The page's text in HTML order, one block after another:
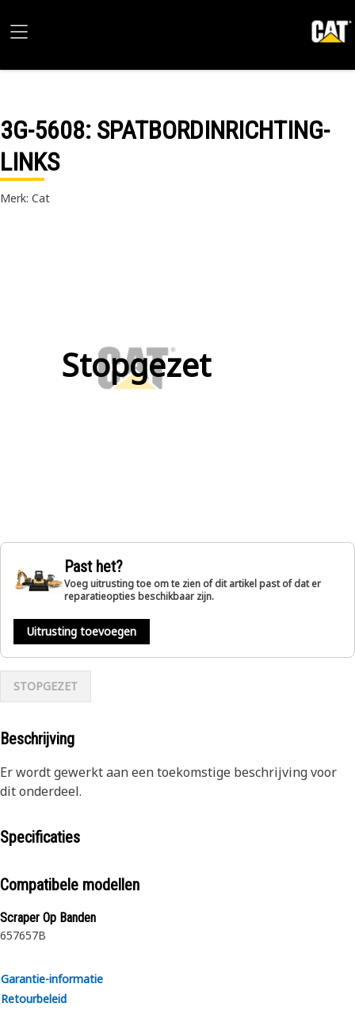
3G-5608: SPATBORDINRICHTING-
LINKS
Merk: Cat
Stopgezet
Past het?
Voeg uitrusting toe om te zien of dit artikel past of dat er
reparatieopties beschikbaar zijn.
Uitrusting toevoegen
STOPGEZET
Beschrijving
Er wordt gewerkt aan een toekomstige beschrijving voor
dit onderdeel.
Specificaties
Compatibele modellen
Scraper Op Banden
657657B
Garantie-informatie
Retourbeleid